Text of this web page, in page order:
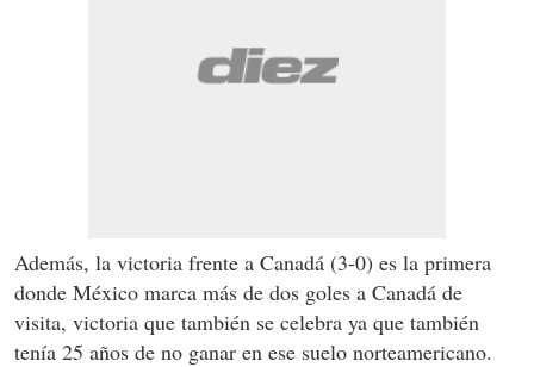
Además, la victoria frente a Canadá (3-0) es la primera
donde México marca más de dos goles a Canadá de
visita, victoria que también se celebra ya que también
tenía 25 años de no ganar en ese suelo norteamericano.